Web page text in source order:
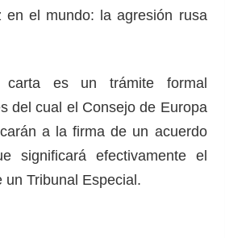
en el mundo: la agresión rusa
es un trámite formal
del cual el Consejo de Europa
a la firma de un acuerdo
significará efectivamente el
un Tribunal Especial.